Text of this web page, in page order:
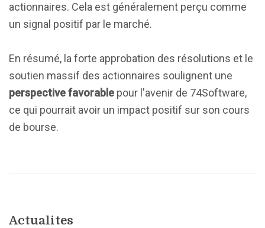
actionnaires. Cela est généralement perçu comme
un signal positif par le marché.
En résumé, la forte approbation des résolutions et le
soutien massif des actionnaires soulignent une
perspective favorable pour l'avenir de 74Software,
ce qui pourrait avoir un impact positif sur son cours
de bourse.
Actualites